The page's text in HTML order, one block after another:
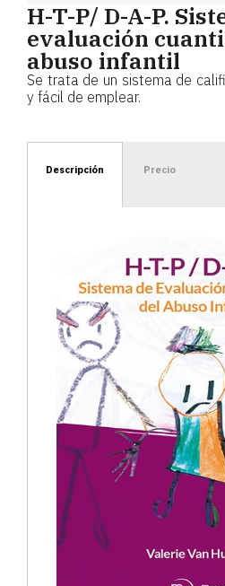
H-T-P/ D-A-P.
evaluación
abuso infantil
Se trata de un sistema de
y fácil de emplear.
Descripción Precio